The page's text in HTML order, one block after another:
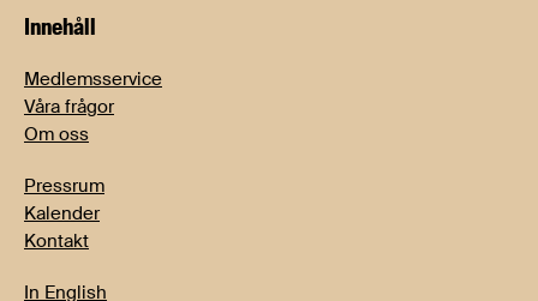
Innehåll
Medlemsservice
Våra frågor
Om oss
Pressrum
Kalender
Kontakt
In English